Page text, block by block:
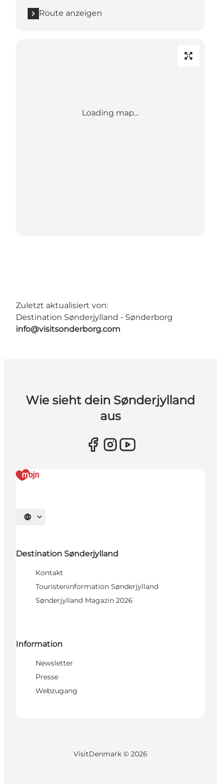
Route anzeigen
Loading map...
Zuletzt aktualisiert von:
Destination Sønderjylland - Sønderborg
info@visitsonderborg.com
Wie sieht dein Sønderjylland
aus
Sprache auswählen
Destination Sønderjylland
Kontakt
Touristeninformation Sønderjylland
Sønderjylland Magazin 2026
Information
Newsletter
Presse
Webzugang
VisitDenmark © 2026